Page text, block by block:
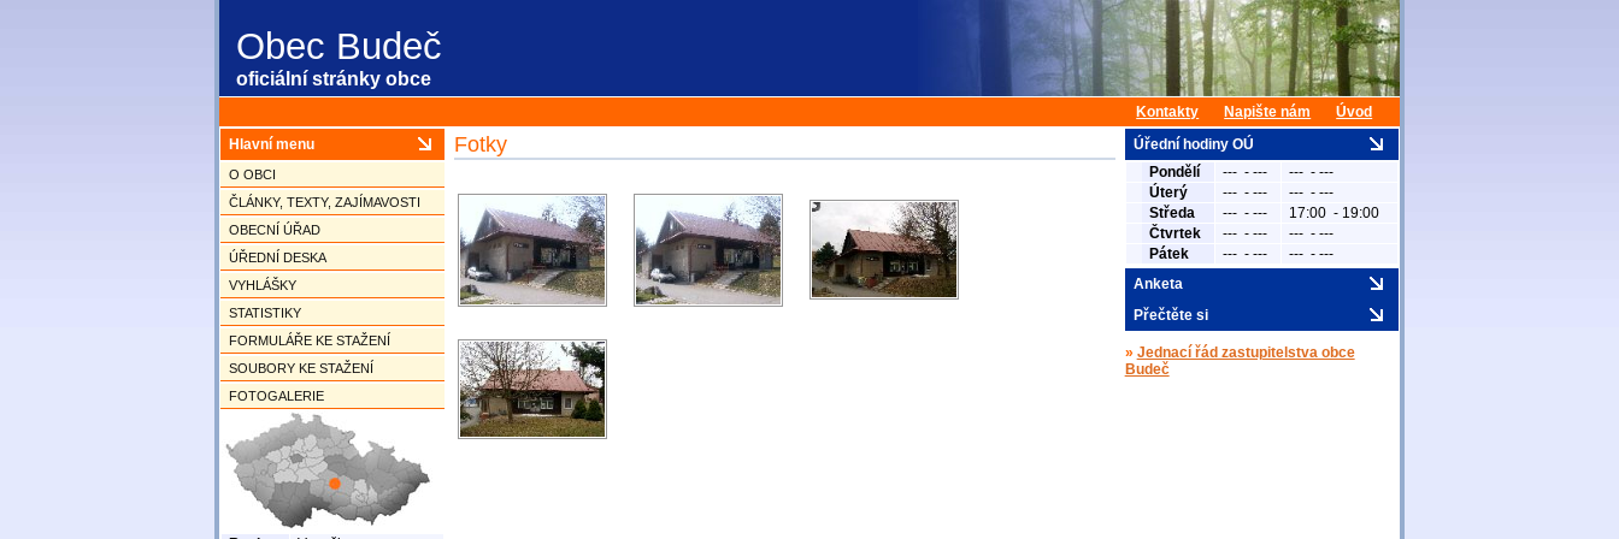
Obec Budeč
oficiální stránky obce
Kontakty Napište nám Úvod
Fotky Úřední hodiny OÚ
Pondělí --- - ---
--- - ---
Úterý
--- - ---
--- - ---
Středa
--- - ---
17:00 - 19:00
Čtvrtek
--- - ---
--- - ---
Pátek
--- - --- --- - ---
Anketa
Přečtěte si
» Jednací řád zastupitelstva obce
Budeč
Hlavní menu
O OBCI
ČLÁNKY, TEXTY, ZAJÍMAVOSTI
OBECNÍ ÚŘAD
ÚŘEDNÍ DESKA
VYHLÁŠKY
STATISTIKY
FORMULÁŘE KE STAŽENÍ
SOUBORY KE STAŽENÍ
FOTOGALERIE